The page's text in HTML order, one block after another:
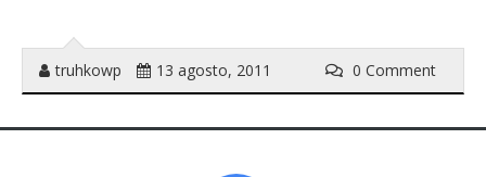
truhkowp 13 agosto, 2011 0 Comment